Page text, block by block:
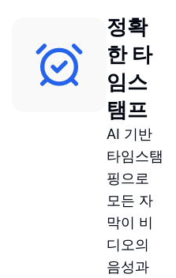
정확
한 타
임스
탬프
AI 기반
타임스탬
핑으로
모든 자
막이 비
디오의
음성과